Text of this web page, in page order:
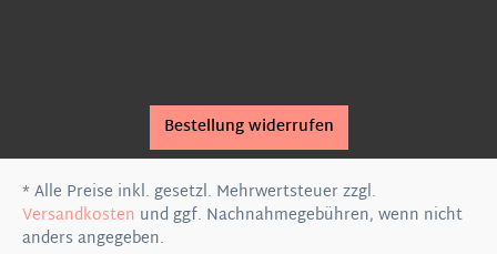
Bestellung widerrufen
* Alle Preise inkl. gesetzl. Mehrwertsteuer zzgl.
Versandkosten und ggf. Nachnahmegebühren, wenn nicht
anders angegeben.